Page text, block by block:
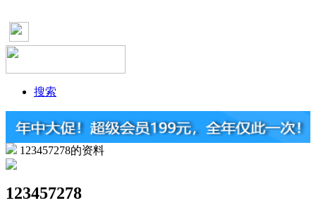
搜索
123457278的资料
123457278